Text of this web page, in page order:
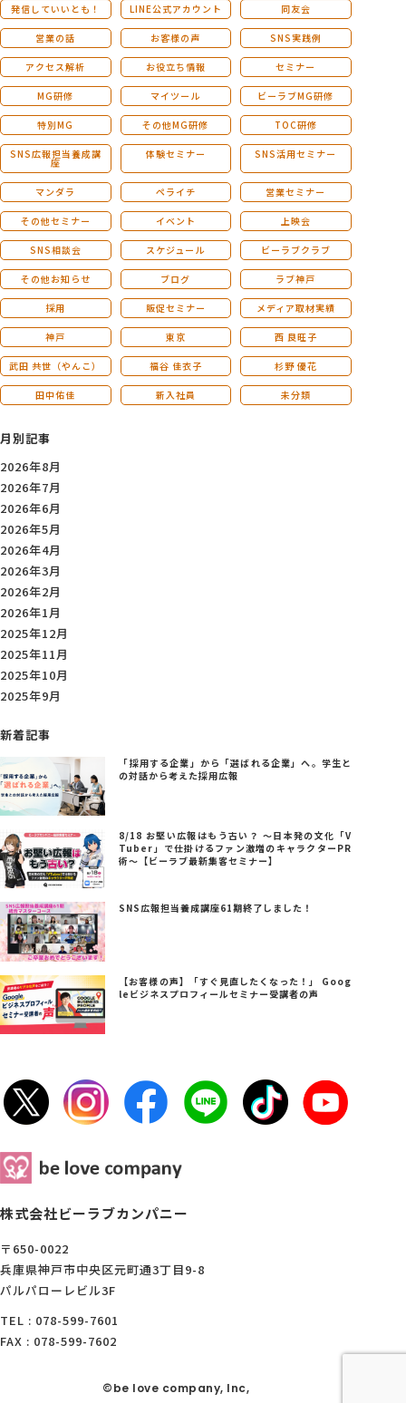
発信していいとも！ LINE公式アカウント 同友会
営業の話 お客様の声 SNS実践例
アクセス解析 お役立ち情報 セミナー
MG研修 マイツール ビーラブMG研修
特別MG その他MG研修 TOC研修
SNS広報担当養成講
座
体験セミナー SNS活用セミナー
マンダラ ペライチ 営業セミナー
その他セミナー イベント 上映会
SNS相談会 スケジュール ビーラブクラブ
その他お知らせ ブログ ラブ神戸
採用 販促セミナー メディア取材実績
神戸 東京 西 良旺子
武田 共世（やんこ） 福谷 佳衣子 杉野 優花
田中佑佳 新入社員 未分類
月別記事
2026年8月
2026年7月
2026年6月
2026年5月
2026年4月
2026年3月
2026年2月
2026年1月
2025年12月
2025年11月
2025年10月
2025年9月
新着記事
「採用する企業」から「選ばれる企業」へ。学生と
の対話から考えた採用広報
8/18 お堅い広報はもう古い？ ～日本発の文化「V
Tuber」で仕掛けるファン激増のキャラクターPR
術～【ビーラブ最新集客セミナー】
SNS広報担当養成講座61期終了しました！
【お客様の声】「すぐ見直したくなった！」 Goog
leビジネスプロフィールセミナー受講者の声
株式会社ビーラブカンパニー
〒650-0022
兵庫県神戸市中央区元町通3丁目9-8
パルパローレビル3F
TEL : 078-599-7601
FAX : 078-599-7602
©be love company, Inc,